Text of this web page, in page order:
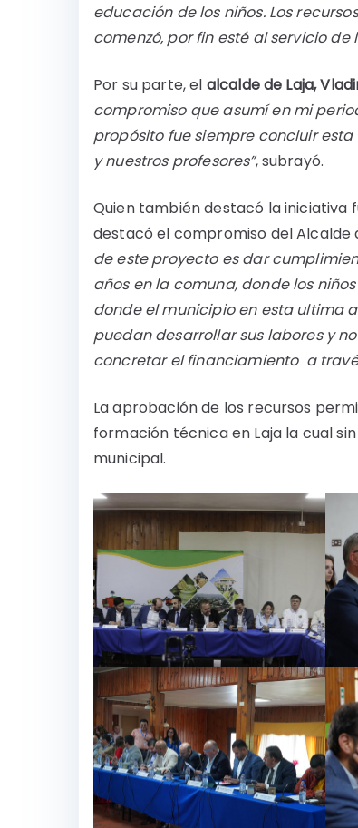
educación de los niños. Los
comenzó, por fin esté al servicio de
Por su parte, el alcalde de Laja,
compromiso que asumí en mi
propósito fue siempre concluir
y nuestros profesores”, subrayó.
Quien también destacó la iniciativa
destacó el compromiso del Alcalde
de este proyecto es dar
años en la comuna, donde los
donde el municipio en esta ultima
puedan desarrollar sus labores y
concretar el financiamiento a
La aprobación de los recursos
formación técnica en Laja la cual
municipal.